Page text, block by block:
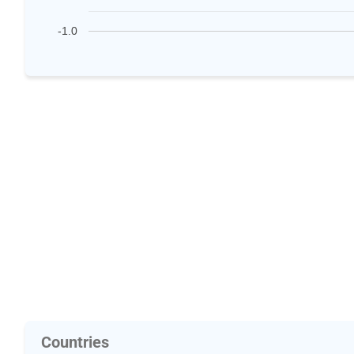
-1.0
Countries